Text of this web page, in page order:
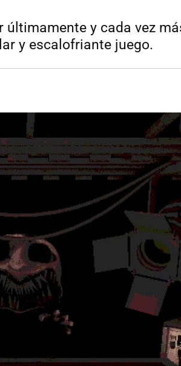
últimamente y cada vez
y escalofriante juego.